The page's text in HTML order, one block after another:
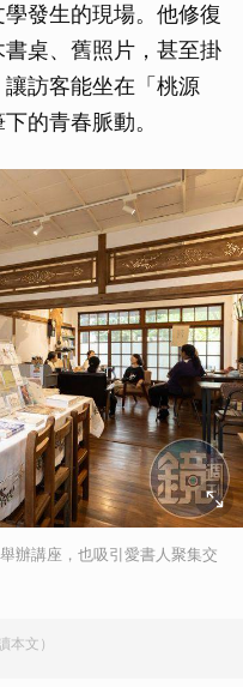
發生的現場。他修復
桌、舊照片，甚至掛
訪客能坐在「桃源
的青春脈動。
辦講座，也吸引愛書人聚集交
本文）